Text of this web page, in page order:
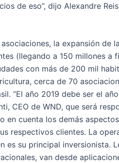
de eso”, dijo Alexandre
la expansión de
(llegando a 150 millones a
con más de 200 mil
cerca de 70
“El año 2019 debe ser el
CEO de WND, que será
en cuenta los demás
respectivos clientes. La
es su principal inversionista.
van desde